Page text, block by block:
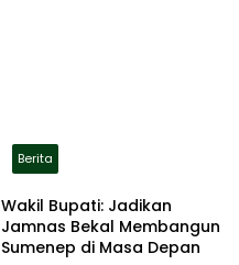
Berita
Wakil Bupati: Jadikan
Jamnas Bekal Membangun
Sumenep di Masa Depan